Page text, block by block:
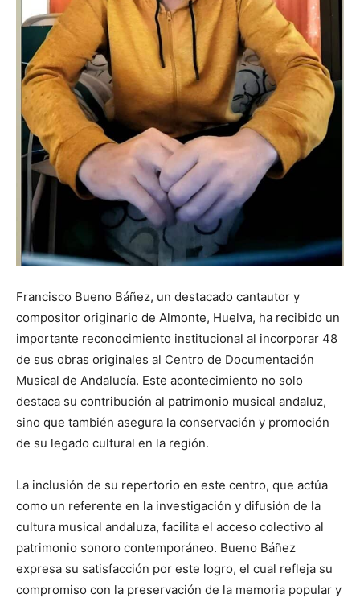
Francisco Bueno Báñez, un destacado cantautor y
compositor originario de Almonte, Huelva, ha recibido un
importante reconocimiento institucional al incorporar 48
de sus obras originales al Centro de Documentación
Musical de Andalucía. Este acontecimiento no solo
destaca su contribución al patrimonio musical andaluz,
sino que también asegura la conservación y promoción
de su legado cultural en la región.
La inclusión de su repertorio en este centro, que actúa
como un referente en la investigación y difusión de la
cultura musical andaluza, facilita el acceso colectivo al
patrimonio sonoro contemporáneo. Bueno Báñez
expresa su satisfacción por este logro, el cual refleja su
compromiso con la preservación de la memoria popular y